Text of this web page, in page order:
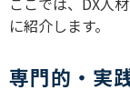
に紹介します。
専門的・実